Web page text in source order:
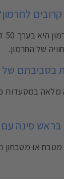
של החרמון.
בסביבתם של
במסעדות
פינה
מטבח או